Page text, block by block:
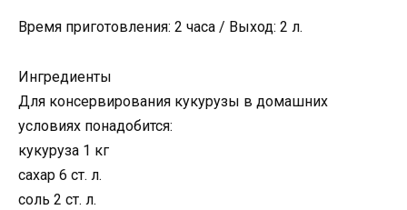
Время приготовления: 2 часа / Выход: 2 л.
Ингредиенты
Для консервирования кукурузы в домашних
условиях понадобится:
кукуруза 1 кг
сахар 6 ст. л.
соль 2 ст. л.